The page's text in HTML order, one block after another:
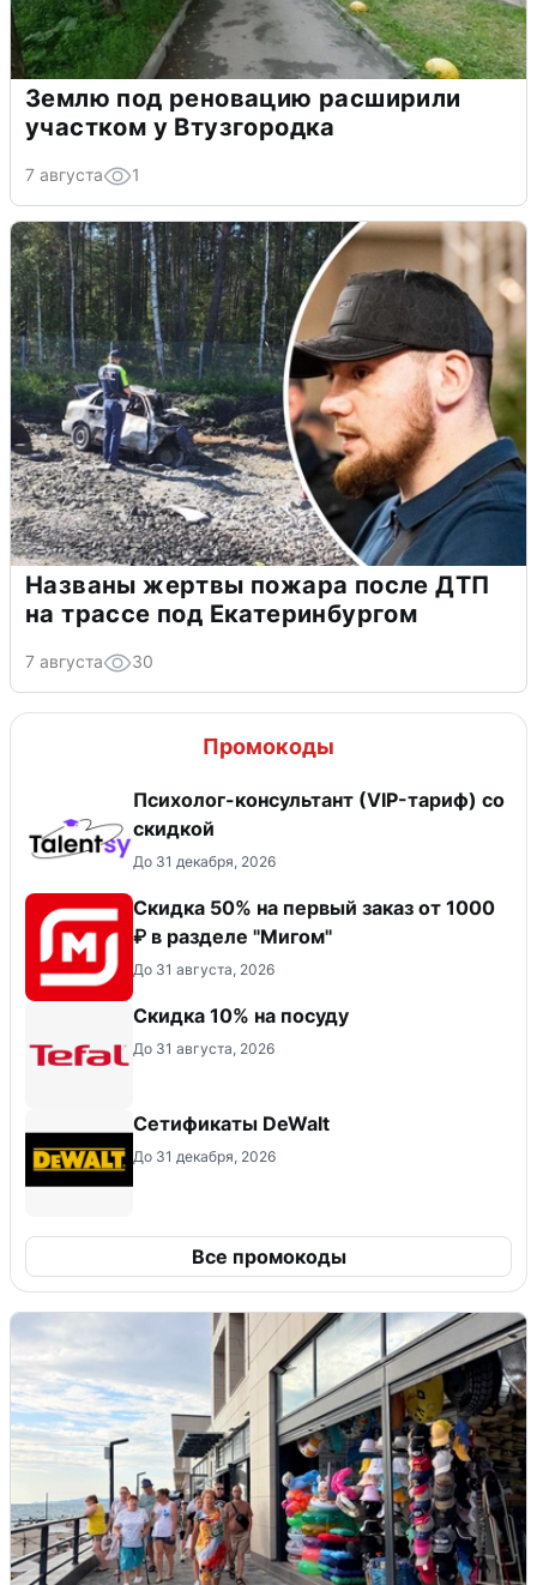
Землю под реновацию расширили
участком у Втузгородка
7 августа 1
Названы жертвы пожара после ДТП
на трассе под Екатеринбургом
7 августа 30
Промокоды
Психолог-консультант (VIP-тариф) со
скидкой
До 31 декабря, 2026
Скидка 50% на первый заказ от 1000
₽ в разделе "Мигом"
До 31 августа, 2026
Скидка 10% на посуду
До 31 августа, 2026
Сетификаты DeWalt
До 31 декабря, 2026
Все промокоды